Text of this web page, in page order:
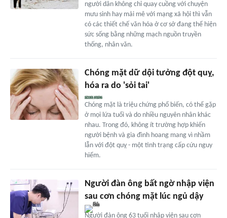
người dân không chỉ quay cuồng với chuyện
mưu sinh hay mải mê với mạng xã hội thì vẫn
có các thiết chế văn hóa ở cơ sở đang thể hiện
sức sống bằng những mạch nguồn truyền
thống, nhân văn.
Chóng mặt dữ dội tưởng đột quỵ,
hóa ra do 'sỏi tai'
Chóng mặt là triệu chứng phổ biến, có thể gặp
ở mọi lứa tuổi và do nhiều nguyên nhân khác
nhau. Trong đó, không ít trường hợp khiến
người bệnh và gia đình hoang mang vì nhầm
lẫn với đột quỵ - một tình trạng cấp cứu nguy
hiểm.
Người đàn ông bất ngờ nhập viện
sau cơn chóng mặt lúc ngủ dậy
Người đàn ông 63 tuổi nhập viện sau cơn